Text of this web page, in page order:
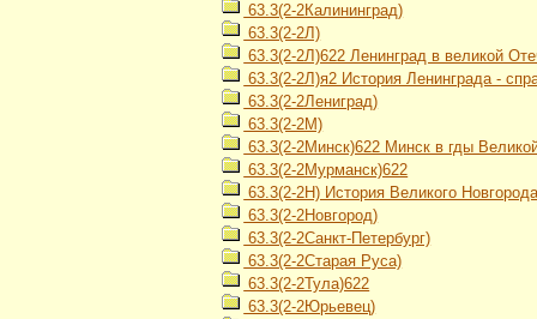
63.3(2-2Калининград)
63.3(2-2Л)
63.3(2-2Л)622 Ленинград в великой
63.3(2-2Л)я2 История Ленинграда -
63.3(2-2Лениград)
63.3(2-2М)
63.3(2-2Минск)622 Минск в гды
63.3(2-2Мурманск)622
63.3(2-2Н) История Великого
63.3(2-2Новгород)
63.3(2-2Санкт-Петербург)
63.3(2-2Старая Руса)
63.3(2-2Тула)622
63.3(2-2Юрьевец)